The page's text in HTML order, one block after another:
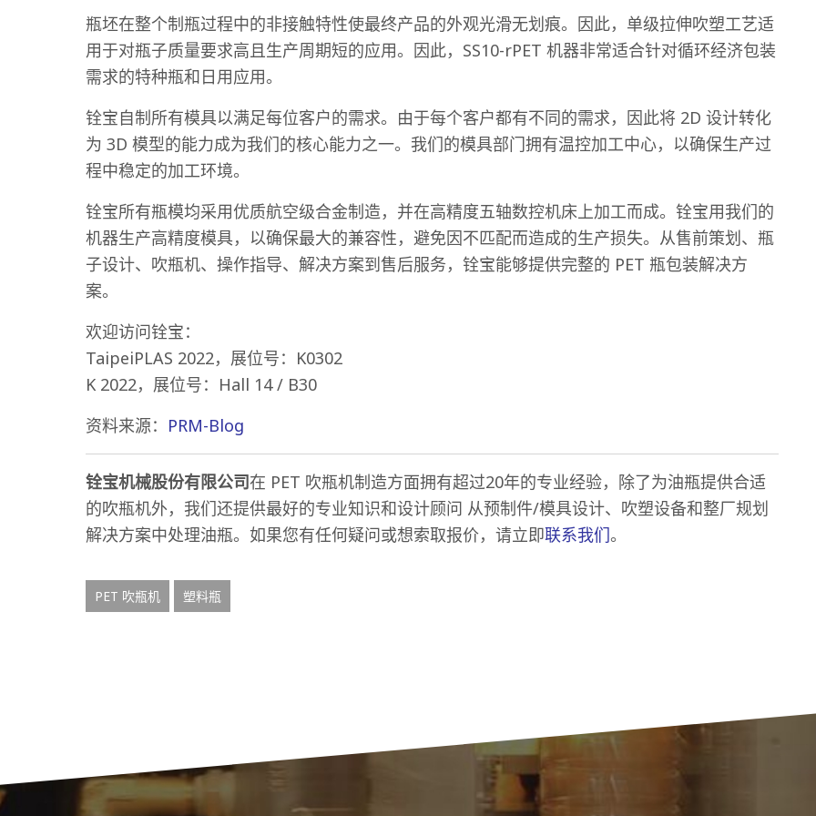
瓶坯在整个制瓶过程中的非接触特性使最终产品的外观光滑无划痕。因此，单级拉伸吹塑工艺适
用于对瓶子质量要求高且生产周期短的应用。因此，SS10-rPET 机器非常适合针对循环经济包装
需求的特种瓶和日用应用。
铨宝自制所有模具以满足每位客户的需求。由于每个客户都有不同的需求，因此将 2D 设计转化
为 3D 模型的能力成为我们的核心能力之一。我们的模具部门拥有温控加工中心，以确保生产过
程中稳定的加工环境。
铨宝所有瓶模均采用优质航空级合金制造，并在高精度五轴数控机床上加工而成。铨宝用我们的
机器生产高精度模具，以确保最大的兼容性，避免因不匹配而造成的生产损失。从售前策划、瓶
子设计、吹瓶机、操作指导、解决方案到售后服务，铨宝能够提供完整的 PET 瓶包装解决方
案。
欢迎访问铨宝：
TaipeiPLAS 2022，展位号：K0302
K 2022，展位号：Hall 14 / B30
资料来源： PRM-Blog
铨宝机械股份有限公司在 PET 吹瓶机制造方面拥有超过20年的专业经验，除了为油瓶提供合适
的吹瓶机外，我们还提供最好的专业知识和设计顾问 从预制件/模具设计、吹塑设备和整厂规划
解决方案中处理油瓶。如果您有任何疑问或想索取报价，请立即联系我们。
PET 吹瓶机 塑料瓶